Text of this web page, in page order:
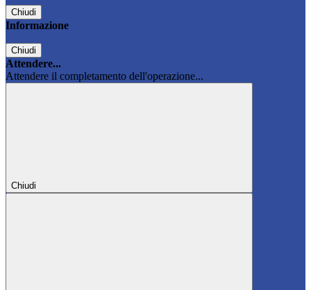
Chiudi
Informazione
Chiudi
Attendere...
Attendere il completamento dell'operazione...
Chiudi